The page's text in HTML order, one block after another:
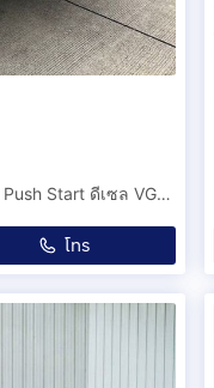
NISSAN NP 300 ปี 16 Navara Cab Calibre EL Push Start ดีเซล VGS 2.5 cc TURBO MT 6 เกียร์ MAX LENSO 16 ยาง Michlien ปี 25 ไม่มีชนน็อตไม่มีขยับ
โทร